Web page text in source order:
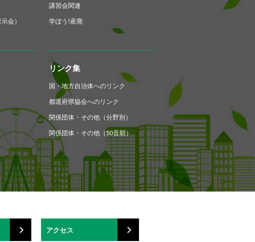
会）
講習会関連
学ぼう!産廃
リンク集
国・地方自治体へのリンク
都道府県協会へのリンク
関係団体・その他（分野別）
関係団体・その他（50音順）
アクセス